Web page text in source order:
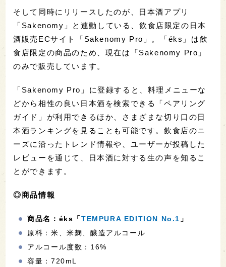
そして同時にリリースしたのが、日本酒アプリ
「Sakenomy」と連動している、飲食店限定の日本
酒販売ECサイト「Sakenomy Pro」。「éks」は飲
食店限定の商品のため、現在は「Sakenomy Pro」
のみで販売しています。
「Sakenomy Pro」に登録すると、料理メニューな
どから相性の良い日本酒を検索できる「ペアリング
ガイド」が利用できるほか、さまざまな切り口の日
本酒ランキングを見ることも可能です。飲食店のニ
ーズに沿ったトレンド情報や、ユーザーが投稿した
レビューを通じて、日本酒に対する生の声を知るこ
とができます。
◎商品情報
商品名：éks「TEMPURA EDITION No.1 」
原料：米、米麹、醸造アルコール
アルコール度数：16%
容量：720mL